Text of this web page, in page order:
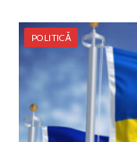
POLITICĂ